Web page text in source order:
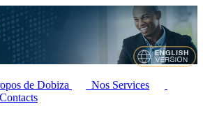
de Dobiza
Nos Services
Contacts